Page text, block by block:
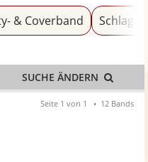
zurücksetzen
& Coverband
SUCHE ÄNDERN
Seite 1 von 1 12 Bands